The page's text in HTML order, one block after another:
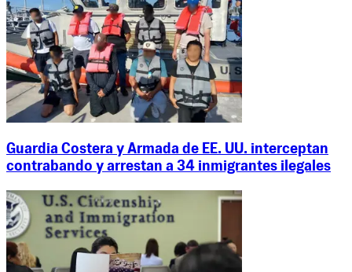
Guardia Costera y Armada de EE. UU. interceptan
contrabando y arrestan a 34 inmigrantes ilegales